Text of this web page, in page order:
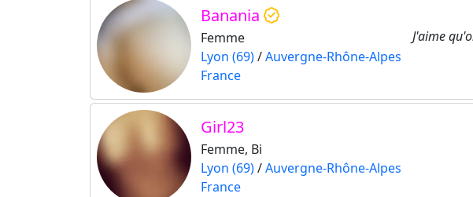
Banania
Femme
Lyon (69)/Auvergne-Rhône-Alpes
France
J'aime
Girl23
Femme, Bi
Lyon (69)/Auvergne-Rhône-Alpes
France